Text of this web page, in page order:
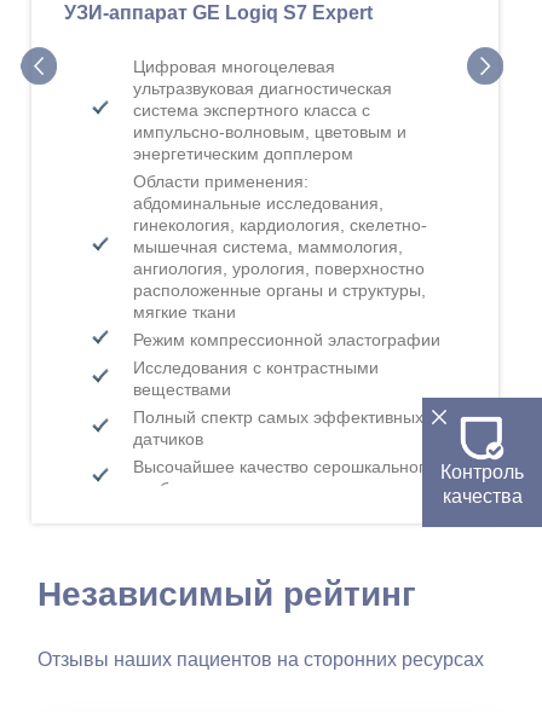
УЗИ-аппарат GE Logiq S7 Expert
Цифровая многоцелевая
ультразвуковая диагностическая
система экспертного класса с
импульсно-волновым, цветовым и
энергетическим допплером
Области применения:
абдоминальные исследования,
гинекология, кардиология, скелетно-
мышечная система, маммология,
ангиология, урология, поверхностно
расположенные органы и структуры,
мягкие ткани
Режим компрессионной эластографии
Исследования с контрастными
веществами
Полный спектр самых эффективных
датчиков
Высочайшее качество серошкального
изображения
Независимый рейтинг
Отзывы наших пациентов на сторонних ресурсах
Контроль
качества